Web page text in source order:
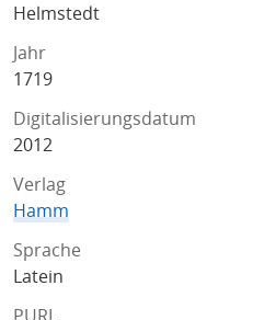
Helmstedt
Jahr
1719
Digitalisierungsdatum
2012
Verlag
Hamm
Sprache
Latein